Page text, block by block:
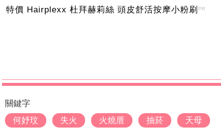
特價 Hairplexx 杜拜赫莉絲 頭皮舒活按摩小粉刷 PR
關鍵字
何妤玟
失火 火燒厝 抽菸 天母